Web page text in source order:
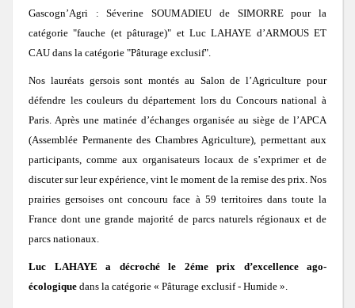
Notre réseau
Histoire
Témoignages de gestionnaires
On parle de nous !
Espèces animales du Gers
2017: La Chevêche d’Athéna, chouette de nos campagnes
2017: Paroles de Cistude
Les amphibiens
Les plantes messicoles
La Jacinthe de Rome
Formations
Vidéos de présentation
Prairies lauréates
Concours 2026
Appel à concourir
Passage du jury 2026
Concours 2024
Appel à concourir
Concours 2022
Mesures agri-environnementales
Formations obligatoires (2023-2027)
MAEC 2026
MAEC 2025
MAEC 2024
Bilan 2024
Paiement pour services environnementaux
PSE 2025
PSE 2020
Projet "Veau des Prés"
PAT Gimone
2020 : Érosion : des solutions simples et efficaces
2017: Journée technique : Aménagements hydrauliques et anti-érosifs
Valorisation des prairies naturelles inondables
Etude: Valorisation des produits issus d'élevage herbager
Projet d'Eco-Pâturage
Notre démarche
Nos compétences
Nos références
Appui aux collectivités dans la prise en compte des zones humides dans
Zones humides
et CATZH Gers
Présentation de la CATZH
Les zones humides
Qu’est-ce que c'est ?
Les types de zones humides du Gers
Missions de la CATZH
Amélioration des connaissances
Nos
prestations
Expertises et documents d'incidence Loi sur l'Eau
Expertises faune flore habitat
Plan de performance energétique
Annonces
Achats publics
Emplois
Gascogn’Agri : Séverine SOUMADIEU de SIMORRE pour la
catégorie "fauche (et pâturage)" et Luc LAHAYE d’ARMOUS ET
CAU dans la catégorie "Pâturage exclusif".
Nos lauréats gersois sont montés au Salon de l’Agriculture pour
défendre les couleurs du département lors du Concours national à
Paris. Après une matinée d’échanges organisée au siège de l’APCA
(Assemblée Permanente des Chambres Agriculture), permettant aux
participants, comme aux organisateurs locaux de s’exprimer et de
discuter sur leur expérience, vint le moment de la remise des prix. Nos
prairies gersoises ont concouru face à 59 territoires dans toute la
France dont une grande majorité de parcs naturels régionaux et de
parcs nationaux.
Luc LAHAYE a décrochéle 2éme prix d’excellence ago-
écologique dans la catégorie « Pâturage exclusif - Humide ».